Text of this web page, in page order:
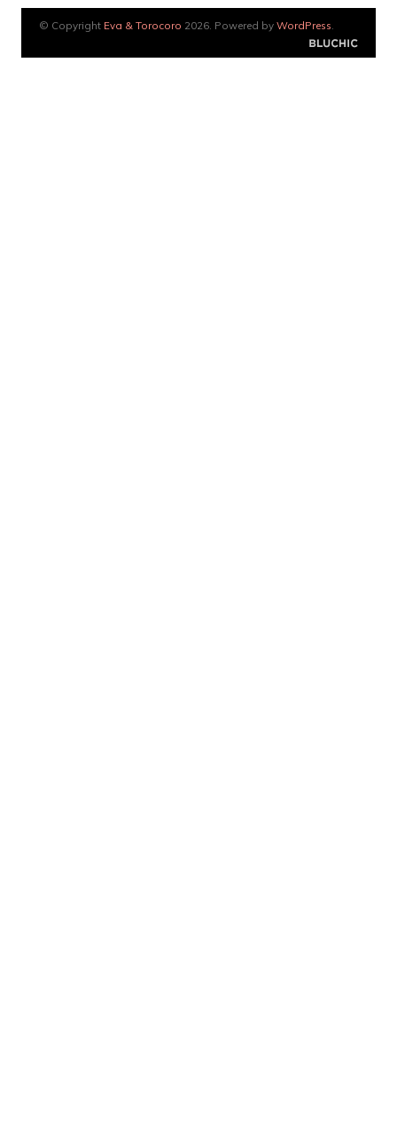
© Copyright Eva & Torocoro 2026. Powered by WordPress